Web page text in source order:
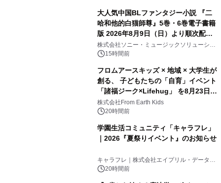
大人気中国BLファンタジー小説 『二
哈和他的白猫師尊』5巻・6巻電子書籍
版 2026年8月9日（日）より順次配信
開始
株式会社ソニー・ミュージックソリューショ
ンズ15時間前
フロムアースキッズ × 地域 × 大学生が
創る、 子どもたちの「自育」イベント
「諸福ジーク×Lifehug」 を8月23日
(日)開催
株式会社From Earth Kids
20時間前
学園生活コミュニティ「キャラフレ」
｜2026『夏祭りイベント』のお知らせ
キャラフレ｜株式会社エイプリル・データ・
デザインズ
20時間前